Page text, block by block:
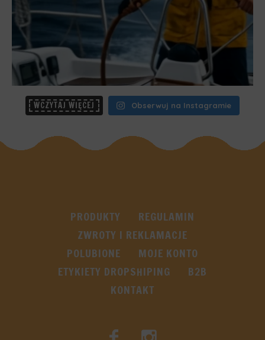
WCZYTAJ WIĘCEJ Obserwuj na Instagramie
PRODUKTY
REGULAMIN
ZWROTY I REKLAMACJE
POLUBIONE
MOJE KONTO
ETYKIETY DROPSHIPING
B2B
KONTAKT